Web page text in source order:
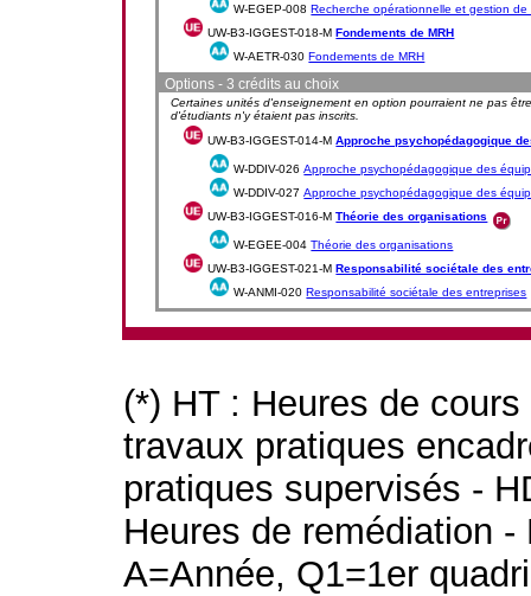
W-EGEP-008Recherche opérationnelle et gestion
UW-B3-IGGEST-018-MFondements de MRH
W-AETR-030Fondements de MRH
Options - 3 crédits au choix
Certaines unités d'enseignement en option pourraient ne pas
d'étudiants n'y étaient pas inscrits.
UW-B3-IGGEST-014-MApproche psychopédagogique
W-DDIV-026Approche psychopédagogique des
W-DDIV-027Approche psychopédagogique des
UW-B3-IGGEST-016-MThéorie des organisations
W-EGEE-004Théorie des organisations
UW-B3-IGGEST-021-MResponsabilité sociétale des
W-ANMI-020Responsabilité sociétale des entreprises
(*) HT : Heures de
travaux pratiques
pratiques supervisés -
Heures de remédiation
A=Année, Q1=1er